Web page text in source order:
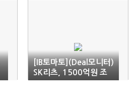
[IB토마토](Deal모니터)
SK리츠, 1500억원 조
달…채무 상환 '속도'